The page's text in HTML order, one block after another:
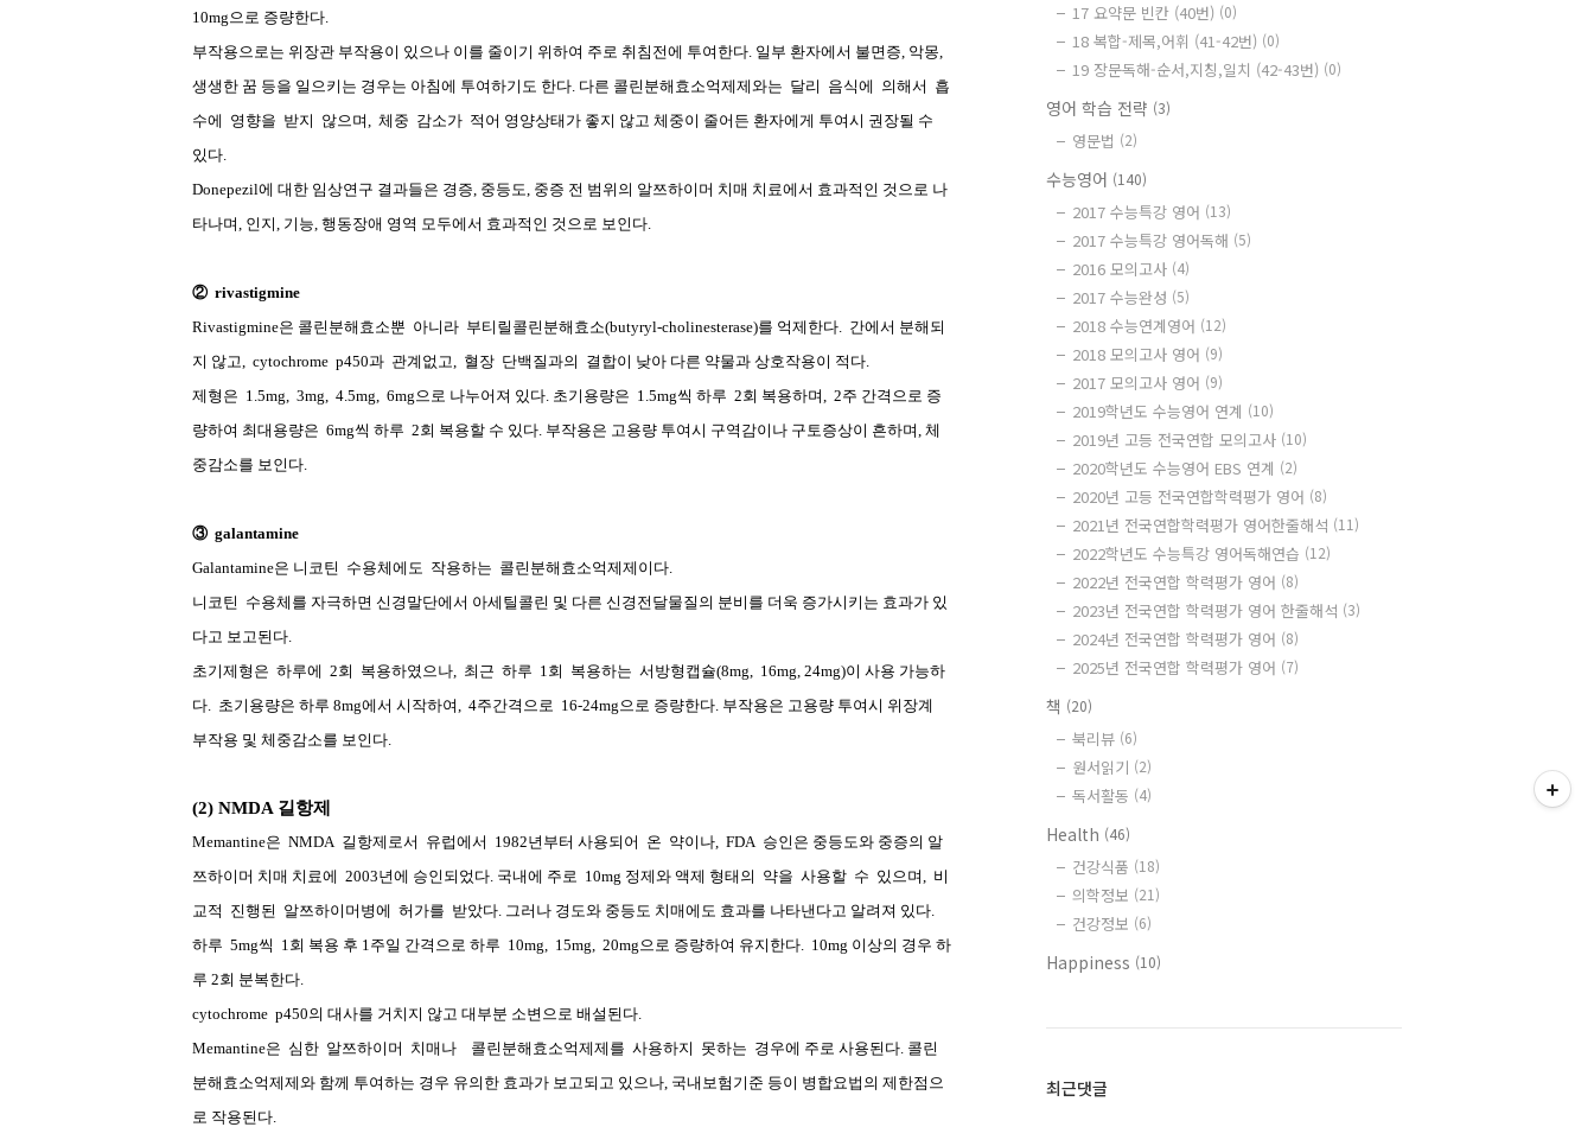
10mg으로 증량한다.
부작용으로는 위장관 부작용이 있으나 이를 줄이기 위하여 주로 취침전에 투여한다. 일부 환자에서 불면증, 악몽,
생생한 꿈 등을 일으키는 경우는 아침에 투여하기도 한다. 다른 콜린분해효소억제제와는 달리 음식에 의해서 흡
수에 영향을 받지 않으며, 체중 감소가 적어 영양상태가 좋지 않고 체중이 줄어든 환자에게 투여시 권장될 수
있다.
Donepezil에 대한 임상연구 결과들은 경증, 중등도, 중증 전 범위의 알쯔하이머 치매 치료에서 효과적인 것으로 나
타나며, 인지, 기능, 행동장애 영역 모두에서 효과적인 것으로 보인다.
② rivastigmine
Rivastigmine은 콜린분해효소뿐 아니라 부티릴콜린분해효소(butyryl-cholinesterase)를 억제한다. 간에서 분해되
지 않고, cytochrome p450과 관계없고, 혈장 단백질과의 결합이 낮아 다른 약물과 상호작용이 적다.
제형은 1.5mg, 3mg, 4.5mg, 6mg으로 나누어져 있다. 초기용량은 1.5mg씩 하루 2회 복용하며, 2주 간격으로 증
량하여 최대용량은 6mg씩 하루 2회 복용할 수 있다. 부작용은 고용량 투여시 구역감이나 구토증상이 흔하며, 체
중감소를 보인다.
③ galantamine
Galantamine은 니코틴 수용체에도 작용하는 콜린분해효소억제제이다.
니코틴 수용체를 자극하면 신경말단에서 아세틸콜린 및 다른 신경전달물질의 분비를 더욱 증가시키는 효과가 있
다고 보고된다.
초기제형은 하루에 2회 복용하였으나, 최근 하루 1회 복용하는 서방형캡슐(8mg, 16mg, 24mg)이 사용 가능하
다. 초기용량은 하루 8mg에서 시작하여, 4주간격으로 16-24mg으로 증량한다. 부작용은 고용량 투여시 위장계
부작용 및 체중감소를 보인다.
(2) NMDA 길항제
Memantine은 NMDA 길항제로서 유럽에서 1982년부터 사용되어 온 약이나, FDA 승인은 중등도와 중증의 알
쯔하이머 치매 치료에 2003년에 승인되었다. 국내에 주로 10mg 정제와 액제 형태의 약을 사용할 수 있으며, 비
교적 진행된 알쯔하이머병에 허가를 받았다. 그러나 경도와 중등도 치매에도 효과를 나타낸다고 알려져 있다.
하루 5mg씩 1회 복용 후 1주일 간격으로 하루 10mg, 15mg, 20mg으로 증량하여 유지한다. 10mg 이상의 경우 하
루 2회 분복한다.
cytochrome p450의 대사를 거치지 않고 대부분 소변으로 배설된다.
Memantine은 심한 알쯔하이머 치매나 콜린분해효소억제제를 사용하지 못하는 경우에 주로 사용된다. 콜린
분해효소억제제와 함께 투여하는 경우 유의한 효과가 보고되고 있으나, 국내보험기준 등이 병합요법의 제한점으
로 작용된다.
17 요약문 빈칸 (40번) (0)
18 복합-제목,어휘 (41-42번) (0)
19 장문독해-순서,지칭,일치 (42-43번) (0)
영어 학습 전략 (3)
영문법 (2)
수능영어 (140)
2017 수능특강 영어 (13)
2017 수능특강 영어독해 (5)
2016 모의고사 (4)
2017 수능완성 (5)
2018 수능연계영어 (12)
2018 모의고사 영어 (9)
2017 모의고사 영어 (9)
2019학년도 수능영어 연계 (10)
2019년 고등 전국연합 모의고사 (10)
2020학년도 수능영어 EBS 연계 (2)
2020년 고등 전국연합학력평가 영어 (8)
2021년 전국연합학력평가 영어한줄해석 (11)
2022학년도 수능특강 영어독해연습 (12)
2022년 전국연합 학력평가 영어 (8)
2023년 전국연합 학력평가 영어 한줄해석 (3)
2024년 전국연합 학력평가 영어 (8)
2025년 전국연합 학력평가 영어 (7)
책 (20)
북리뷰 (6)
원서읽기 (2)
독서활동 (4)
Health (46)
건강식품 (18)
의학정보 (21)
건강정보 (6)
Happiness (10)
최근댓글